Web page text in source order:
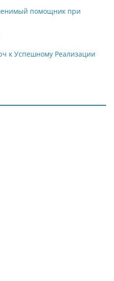
помощник при
к Успешному Реализации